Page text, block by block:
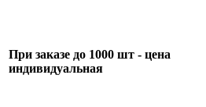
При заказе до 1000 шт - цена
индивидуальная